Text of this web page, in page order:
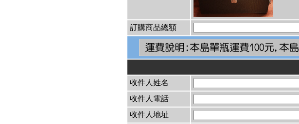
訂購商品總額
收件人姓名
收件人電話
收件人地址